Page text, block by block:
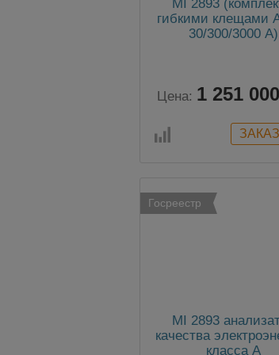
MI 2893
гибкими клещами
30/300/3000 А)
Цена: 1 251 000
Госреестр
MI 2893
качества
класса А